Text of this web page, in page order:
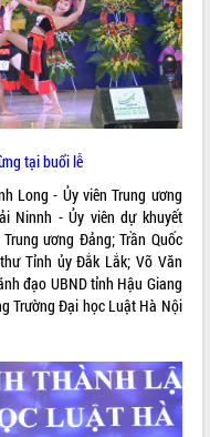
tại buổi lễ
Long - Ủy viên Trung ương
Ninnh - Ủy viên dự khuyết
ương Đảng; Trần Quốc
Tỉnh ủy Đắk Lắk; Võ Văn
đạo UBND tỉnh Hậu Giang
Trường Đại học Luật Hà Nội